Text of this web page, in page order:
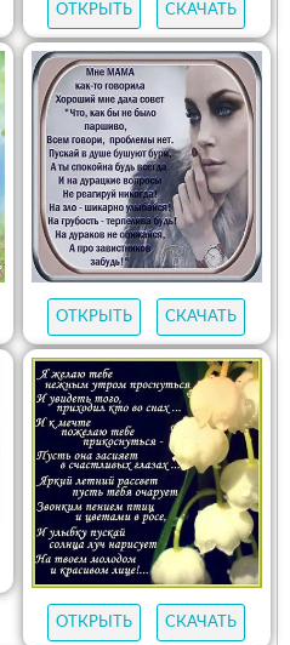
ОТКРЫТЬ СКАЧАТЬ
ОТКРЫТЬ СКАЧАТЬ
ОТКРЫТЬ СКАЧАТЬ